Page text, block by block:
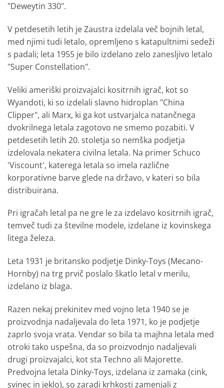
"Deweytin 330".
V petdesetih letih je Zaustra izdelala več bojnih letal,
med njimi tudi letalo, opremljeno s katapultnimi sedeži
s padali; leta 1955 je bilo izdelano zelo zanesljivo letalo
"Super Constellation".
Veliki ameriški proizvajalci kositrnih igrač, kot so
Wyandoti, ki so izdelali slavno hidroplan "China
Clipper", ali Marx, ki ga kot ustvarjalca natančnega
dvokrilnega letala zagotovo ne smemo pozabiti. V
petdesetih letih 20. stoletja so nemška podjetja
izdelovala nekatera civilna letala. Na primer Schuco
'Viscount', katerega letala so imela različne
korporativne barve glede na državo, v kateri so bila
distribuirana.
Pri igračah letal pa ne gre le za izdelavo kositrnih igrač,
temveč tudi za številne modele, izdelane iz kovinskega
litega železa.
Leta 1931 je britansko podjetje Dinky-Toys (Mecano-
Hornby) na trg prvič poslalo škatlo letal v merilu,
izdelano iz blaga.
Razen nekaj prekinitev med vojno leta 1940 se je
proizvodnja nadaljevala do leta 1971, ko je podjetje
zaprlo svoja vrata. Vendar so bila ta majhna letala med
otroki tako uspešna, da so proizvodnjo nadaljevali
drugi proizvajalci, kot sta Techno ali Majorette.
Predvojna letala Dinky-Toys, izdelana iz zamaka (cink,
svinec in jeklo), so zaradi krhkosti zamenjali z